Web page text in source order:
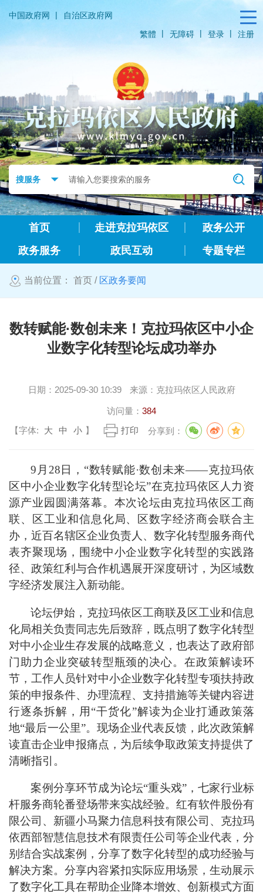
中国政府网 |
自治区政府网
繁體
| 无障碍 | 登录 | 注册
首页 走进克拉玛依区
政务公开
政务服务
政民互动 专题专栏
当前位置： 首页 / 区政务要闻
数转赋能·数创未来！克拉玛依区中小企
业数字化转型论坛成功举办
日期： 2025-09-30 10:39 来源： 克拉玛依区人民政府
访问量： 384
【字体:
大 中 小 】 打印 分享到：
9月28日，“数转赋能·数创未来——克拉玛依
区中小企业数字化转型论坛”在克拉玛依区人力资
源产业园圆满落幕。本次论坛由克拉玛依区工商
联、区工业和信息化局、区数字经济商会联合主
办，近百名辖区企业负责人、数字化转型服务商代
表齐聚现场，围绕中小企业数字化转型的实践路
径、政策红利与合作机遇展开深度研讨，为区域数
字经济发展注入新动能。
论坛伊始，克拉玛依区工商联及区工业和信息
化局相关负责同志先后致辞，既点明了数字化转型
对中小企业生存发展的战略意义，也表达了政府部
门助力企业突破转型瓶颈的决心。在政策解读环
节，工作人员针对中小企业数字化转型专项扶持政
策的申报条件、办理流程、 支持措施等关键内容进
行逐条拆解，用“干货化”解读为企业打通政策落
地“最后一公里”。现场企业代表反馈，此次政策解
读直击企业申报痛点，为后续争取政策支持提供了
清晰指引。
案例分享环节成为论坛“重头戏”，七家行业标
杆服务商轮番登场带来实战经验。红有软件股份有
限公司、新疆小马聚力信息科技有限公司、克拉玛
依西部智慧信息技术有限责任公司等企业代表，分
别结合实战案例，分享了数字化转型的成功经验与
解决方案。分享内容紧扣实际应用场景，生动展示
了数字化工具在帮助企业降本增效、创新模式方面